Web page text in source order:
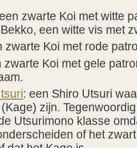
zwarte Koi met witte
een witte vis met
zwarte Koi met rode
zwarte Koi met gele
: een Shiro Utsuri
zijn.
Utsurimono klasse
of het